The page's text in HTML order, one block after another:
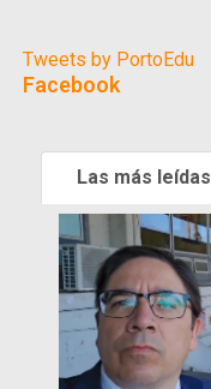
Tweets by PortoEdu
Facebook
Las más leídas